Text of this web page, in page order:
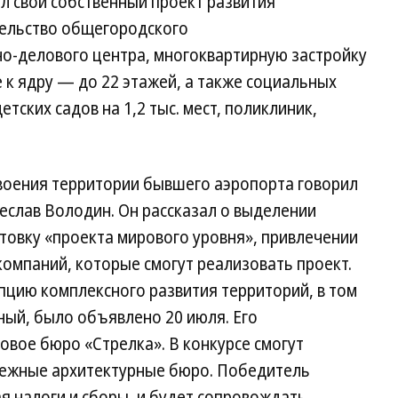
общегородского
делового центра, многоквартирную застройку
ядру — до 22 этажей, а также социальных
садов на 1,2 тыс. мест, поликлиник,
территории бывшего аэропорта говорил
Володин. Он рассказал о выделении
«проекта мирового уровня», привлечении
которые смогут реализовать проект.
комплексного развития территорий, в том
было объявлено 20 июля. Его
бюро «Стрелка». В конкурсе смогут
архитектурные бюро. Победитель